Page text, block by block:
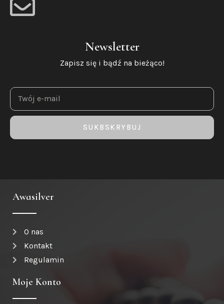
Newsletter
Zapisz się i bądź na bieżąco!
SUKBSKRYBUJ
Awasilver
O nas
Kontakt
Regulamin
Moje Konto